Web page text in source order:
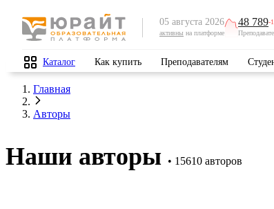
05 августа 2026
активны на платформе
48 789-
Каталог Как купить Преподавателям
Главная
Авторы
Наши авторы 15610 авторов